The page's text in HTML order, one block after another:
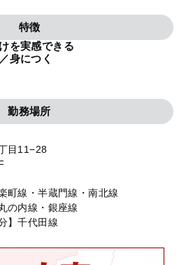
特徴
を実感できる
身につく
勤務場所
目11−28
町線・半蔵門線・南北線
の内線・銀座線
】千代田線
利用規約 内部通報
賞